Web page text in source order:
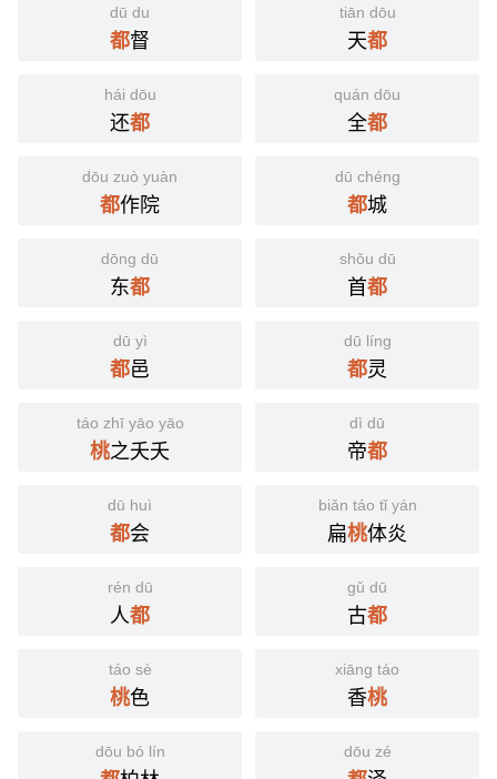
dū du
都督
tiān dōu
天都
hái dōu
还都
quán dōu
全都
dōu zuò yuàn
都作院
dū chéng
都城
dōng dū
东都
shǒu dū
首都
dū yì
都邑
dū líng
都灵
táo zhī yāo yāo
桃之夭夭
dì dū
帝都
dū huì
都会
biǎn táo tǐ yán
扁桃体炎
rén dū
人都
gǔ dū
古都
táo sè
桃色
xiāng táo
香桃
dōu bó lín dōu zé